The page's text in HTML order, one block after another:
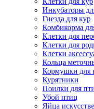
Инкубаторы
Гнезда для кур
Комбикорма
Клетки для
Клетки для
Клетки
Кольца
Кормушки для
Курятники
Поилки для
Убой птиц
Яйца